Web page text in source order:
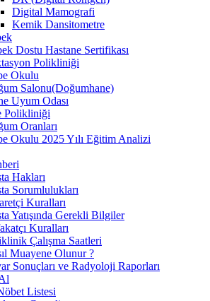
Digital Mamografi
Kemik Dansitometre
Dostu Hastane Sertifikası
Polikliniği
Okulu
Salonu(Doğumhane)
Uyum Odası
Polikliniği
Oranları
Okulu 2025 Yılı Eğitim Analizi
Hakları
Sorumlulukları
Kuralları
Yatışında Gerekli Bilgiler
Kuralları
Çalışma Saatleri
Muayene Olunur ?
Sonuçları ve Radyoloji Raporları
Listesi